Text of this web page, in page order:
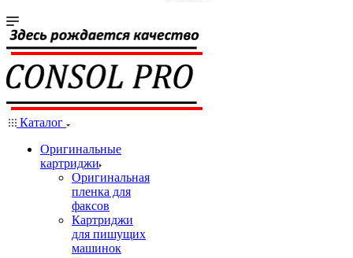
Каталог
Оригинальные
картриджи
Оригинальная
пленка для
факсов
Картриджи
для пишущих
машинок